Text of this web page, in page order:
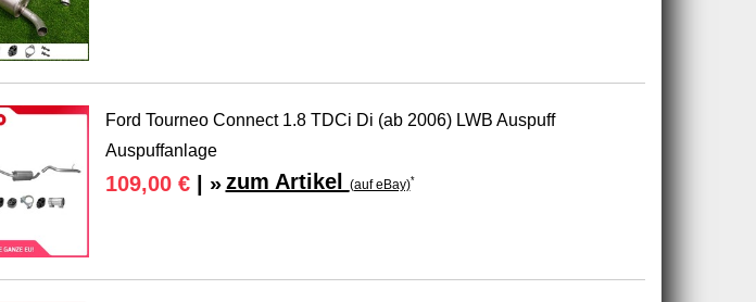
Ford Tourneo Connect 1.8 TDCi Di (ab 2006) LWB Auspuff
Auspuffanlage
109,00 €| » zum Artikel (auf eBay)*